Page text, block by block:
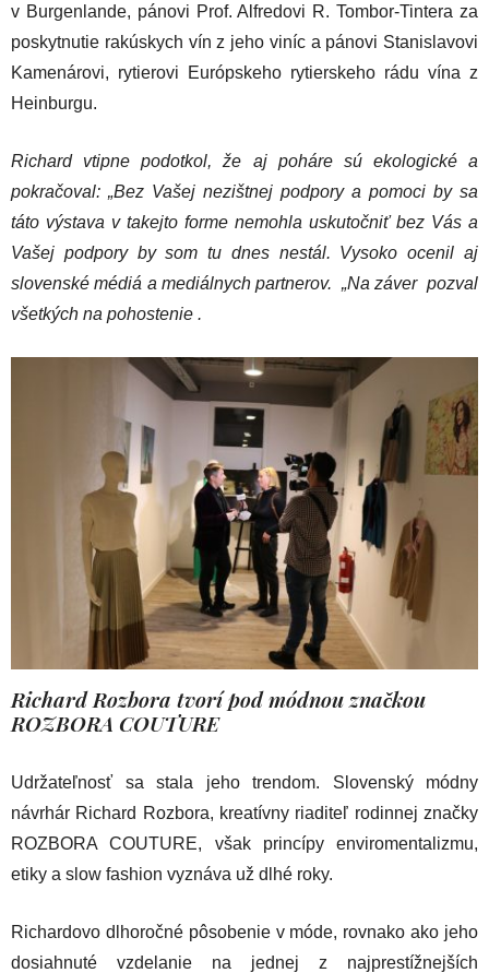
v Burgenlande, pánovi Prof. Alfredovi R. Tombor-Tintera za
poskytnutie rakúskych vín z jeho viníc a pánovi Stanislavovi
Kamenárovi, rytierovi Európskeho rytierskeho rádu vína z
Heinburgu.
Richard vtipne podotkol, že aj poháre sú ekologické a
pokračoval: „Bez Vašej nezištnej podpory a pomoci by sa
táto výstava v takejto forme nemohla uskutočniť bez Vás a
Vašej podpory by som tu dnes nestál. Vysoko ocenil aj
slovenské médiá a mediálnych partnerov. „Na záver pozval
všetkých na pohostenie .
Richard Rozbora tvorí pod módnou znackou
ROZBORA COUTURE
Udržateľnosť sa stala jeho trendom. Slovenský módny
návrhár Richard Rozbora, kreatívny riaditeľ rodinnej značky
ROZBORA COUTURE, však princípy enviromentalizmu,
etiky a slow fashion vyznáva už dlhé roky.
Richardovo dlhoročné pôsobenie v móde, rovnako ako jeho
dosiahnuté vzdelanie na jednej z najprestížnejších